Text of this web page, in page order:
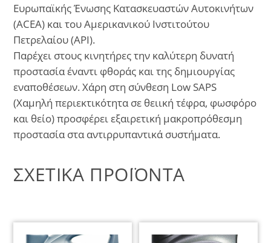
Ευρωπαϊκής Ένωσης Κατασκευαστών Αυτοκινήτων
(ACEA) και του Αμερικανικού Ινστιτούτου
Πετρελαίου (API).
Παρέχει στους κινητήρες την καλύτερη δυνατή
προστασία έναντι φθοράς και της δημιουργίας
εναποθέσεων. Χάρη στη σύνθεση Low SAPS
(Χαμηλή περιεκτικότητα σε θειική τέφρα, φωσφόρο
και θείο) προσφέρει εξαιρετική μακροπρόθεσμη
προστασία στα αντιρρυπαντικά συστήματα.
ΣΧΕΤΙΚΆ ΠΡΟΪΌΝΤΑ